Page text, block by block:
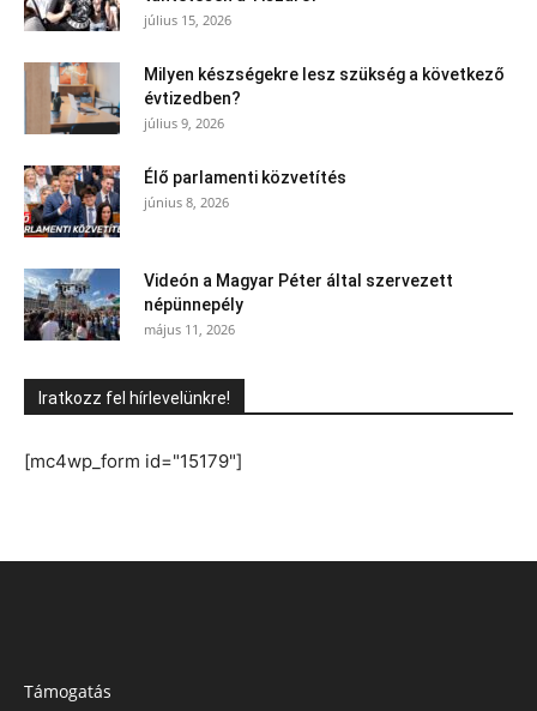
július 15, 2026
Milyen készségekre lesz szükség a következő
évtizedben?
július 9, 2026
Élő parlamenti közvetítés
június 8, 2026
Videón a Magyar Péter által szervezett
népünnepély
május 11, 2026
Iratkozz fel hírlevelünkre!
[mc4wp_form id="15179"]
Támogatás